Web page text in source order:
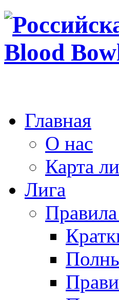
Главная
О нас
Карта
Лига